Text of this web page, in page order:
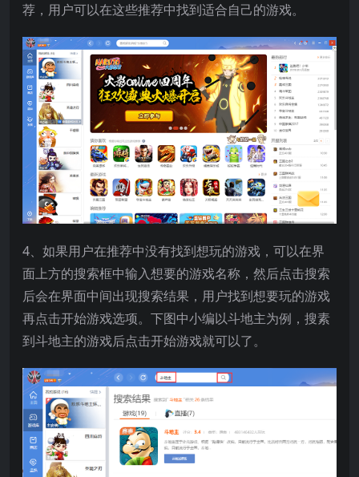
荐，用户可以在这些推荐中找到适合自己的游戏。
4、如果用户在推荐中没有找到想玩的游戏，可以在界
面上方的搜索框中输入想要的游戏名称，然后点击搜索
后会在界面中间出现搜索结果，用户找到想要玩的游戏
再点击开始游戏选项。下图中小编以斗地主为例，搜素
到斗地主的游戏后点击开始游戏就可以了。